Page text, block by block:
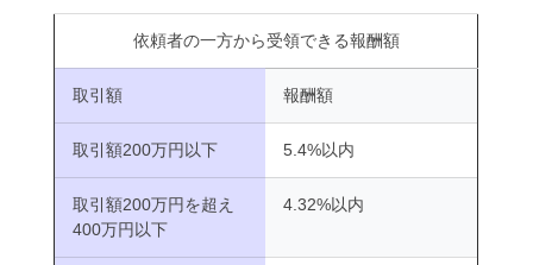
依頼者の一方から受領できる報酬額
取引額 報酬額
取引額200万円以下 5.4%以内
取引額200万円を超え
400万円以下
4.32%以内